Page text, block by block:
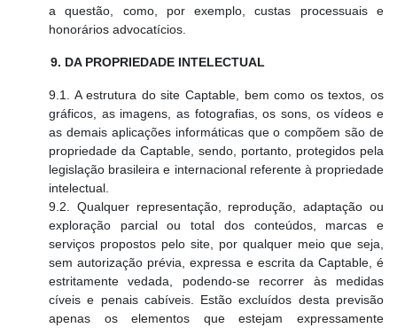
a questão, como, por exemplo, custas processuais e
honorários advocatícios.
9. DA PROPRIEDADE INTELECTUAL
9.1. A estrutura do site Captable, bem como os textos, os
gráficos, as imagens, as fotografias, os sons, os vídeos e
as demais aplicações informáticas que o compõem são de
propriedade da Captable, sendo, portanto, protegidos pela
legislação brasileira e internacional referente à propriedade
intelectual.
9.2. Qualquer representação, reprodução, adaptação ou
exploração parcial ou total dos conteúdos, marcas e
serviços propostos pelo site, por qualquer meio que seja,
sem autorização prévia, expressa e escrita da Captable, é
estritamente vedada, podendo-se recorrer às medidas
cíveis e penais cabíveis. Estão excluídos desta previsão
apenas os elementos que estejam expressamente